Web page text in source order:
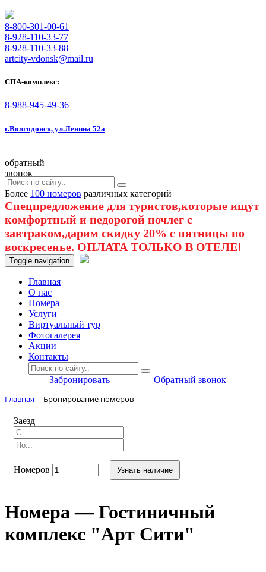
8-800-301-00-61
8-928-110-33-77
8-928-110-33-88
artcity-vdonsk@mail.ru
СПА-комплекс:
8-988-945-49-36
г.Волгодонск, ул.Ленина 52а
обратный
звонок
Более 100 номеров различных категорий
Спецпредложение для туристов,которые ищут
комфортный и недорогой ночлег с
завтраком,дарим скидку 20% с пятницы по
воскресенье. ОПЛАТА ТОЛЬКО В ОТЕЛЕ!
Toggle navigation
Главная
O нас
Номера
Услуги
Виртуальный тур
Фотогалерея
Акции
Контакты
Забронировать Обратный звонок
Главная Бронирование номеров
Заезд
Номеров Узнать наличие
Номера — Гостиничный
комплекс "Арт Сити"